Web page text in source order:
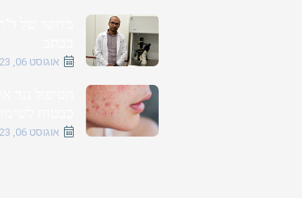
אוגוסט 06, 2023
אוגוסט 06, 2023